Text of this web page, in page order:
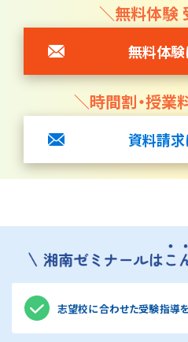
＼無料体験
無料体験
＼時間割・授業
資料請求
志望校に合わせた受験指導